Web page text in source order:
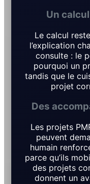
Un
Le calcul
l’explication
consulte : le
pourquoi un
tandis que le
projet
Des
Les projets
peuvent
humain
parce qu’ils
des projets
donnent un